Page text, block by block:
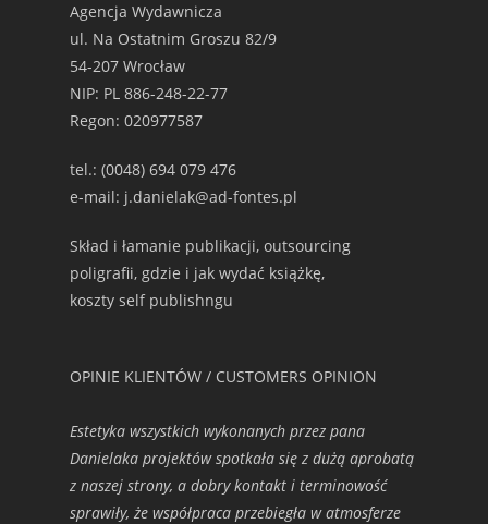
Agencja Wydawnicza
ul. Na Ostatnim Groszu 82/9
54-207 Wrocław
NIP: PL 886-248-22-77
Regon: 020977587
tel.: (0048) 694 079 476
e-mail: j.danielak@ad-fontes.pl
Skład i łamanie publikacji, outsourcing
poligrafii, gdzie i jak wydać książkę,
koszty self publishngu
OPINIE KLIENTÓW / CUSTOMERS OPINION
Estetyka wszystkich wykonanych przez pana
Danielaka projektów spotkała się z dużą aprobatą
z naszej strony, a dobry kontakt i terminowość
sprawiły, że współpraca przebiegła w atmosferze